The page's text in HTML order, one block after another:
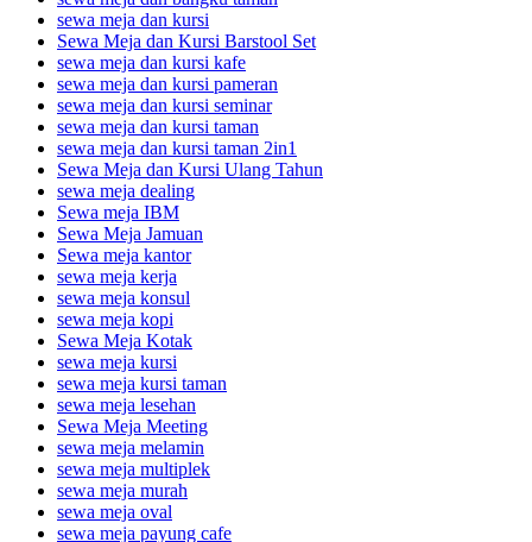
sewa meja dan kursi
Sewa Meja dan Kursi Barstool Set
sewa meja dan kursi kafe
sewa meja dan kursi pameran
sewa meja dan kursi seminar
sewa meja dan kursi taman
sewa meja dan kursi taman 2in1
Sewa Meja dan Kursi Ulang Tahun
sewa meja dealing
Sewa meja IBM
Sewa Meja Jamuan
Sewa meja kantor
sewa meja kerja
sewa meja konsul
sewa meja kopi
Sewa Meja Kotak
sewa meja kursi
sewa meja kursi taman
sewa meja lesehan
Sewa Meja Meeting
sewa meja melamin
sewa meja multiplek
sewa meja murah
sewa meja oval
sewa meja payung cafe